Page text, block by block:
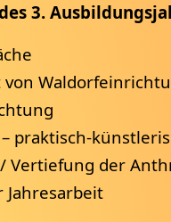
3.
von
praktisch-
Vertiefung der
Jahresarbeit